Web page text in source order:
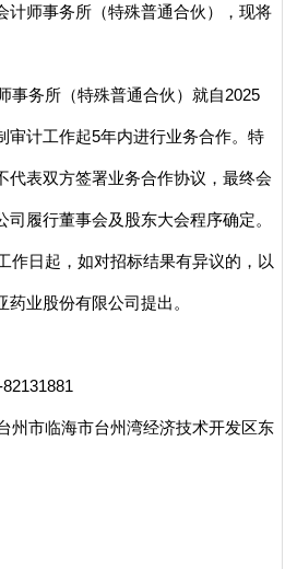
计师事务所（特殊普通合伙），现将
事务所（特殊普通合伙）就自2025
审计工作起5年内进行业务合作。特
代表双方签署业务合作协议，最终会
履行董事会及股东大会程序确定。
作日起，如对招标结果有异议的，以
业股份有限公司提出。
州市临海市台州湾经济技术开发区东